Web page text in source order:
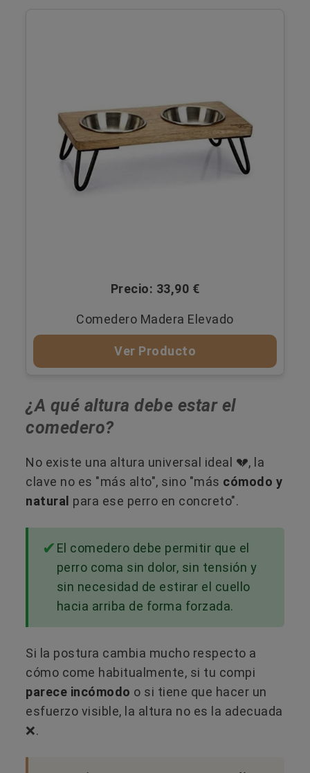
Precio: 33,90 €
Comedero Madera Elevado
Ver Producto
¿A qué altura debe estar el
comedero?
No existe una altura universal ideal ​💔​, la
clave no es "más alto", sino "más cómodo y
natural para ese perro en concreto".
El comedero debe permitir que el
perro coma sin dolor, sin tensión y
sin necesidad de estirar el cuello
hacia arriba de forma forzada.
Si la postura cambia mucho respecto a
cómo come habitualmente, si tu compi
parece incómodo o si tiene que hacer un
esfuerzo visible, la altura no es la adecuada
❌​.